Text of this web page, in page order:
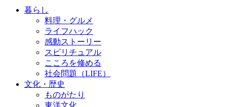
暮らし
料理・グルメ
ライフハック
感動ストーリー
スピリチュアル
こころを修める
社会問題（LIFE）
文化・歴史
ものがたり